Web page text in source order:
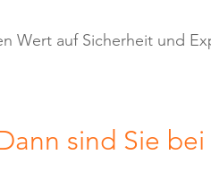
Wert auf Sicherheit und
sind Sie